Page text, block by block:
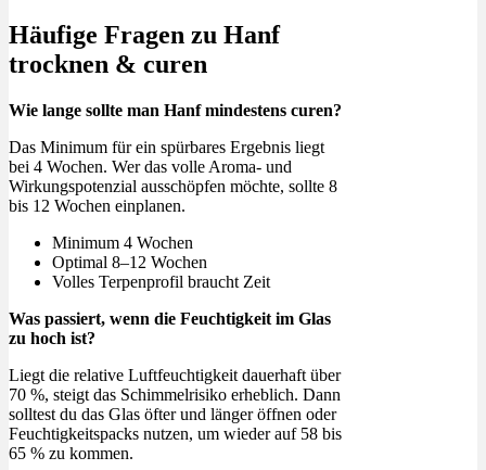
Häufige Fragen zu Hanf
trocknen & curen
Wie lange sollte man Hanf mindestens curen?
Das Minimum für ein spürbares Ergebnis liegt
bei 4 Wochen. Wer das volle Aroma- und
Wirkungspotenzial ausschöpfen möchte, sollte 8
bis 12 Wochen einplanen.
Minimum 4 Wochen
Optimal 8–12 Wochen
Volles Terpenprofil braucht Zeit
Was passiert, wenn die Feuchtigkeit im Glas
zu hoch ist?
Liegt die relative Luftfeuchtigkeit dauerhaft über
70 %, steigt das Schimmelrisiko erheblich. Dann
solltest du das Glas öfter und länger öffnen oder
Feuchtigkeitspacks nutzen, um wieder auf 58 bis
65 % zu kommen.